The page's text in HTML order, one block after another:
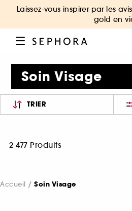
Laissez-vous inspirer par les
gold en
Soin Visage
TRIER
2 477 Produits
Accueil Soin Visage